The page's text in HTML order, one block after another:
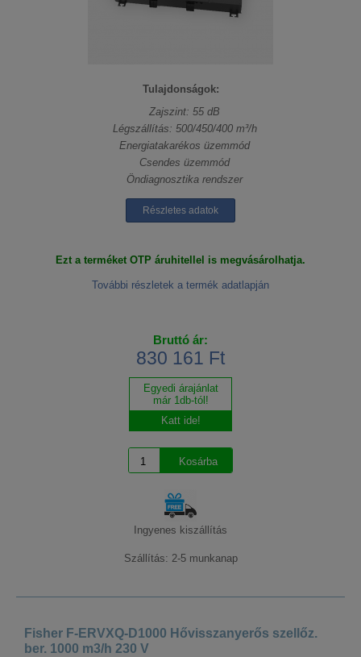
Tulajdonságok:
Zajszint: 55 dB
Légszállítás: 500/450/400 m³/h
Energiatakarékos üzemmód
Csendes üzemmód
Öndiagnosztika rendszer
Részletes adatok
Ezt a terméket OTP áruhitellel is megvásárolhatja.
További részletek a termék adatlapján
Bruttó ár:
830 161 Ft
Egyedi árajánlat
már 1db-tól!
Katt ide!
Ingyenes kiszállítás
Szállítás: 2-5 munkanap
Fisher F-ERVXQ-D1000 Hővisszanyerős szellőz.
ber. 1000 m3/h 230 V